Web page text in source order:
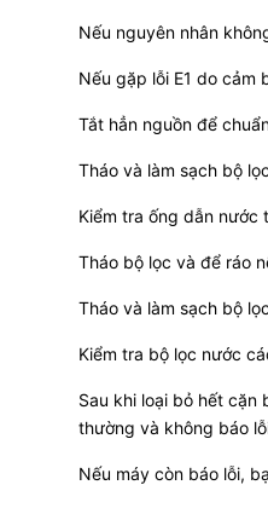
Nếu nguyên nhân
Nếu gặp lỗi E1 do cảm
Tắt hẳn nguồn để
Tháo và làm sạch bộ
Kiểm tra ống dẫn
Tháo bộ lọc và để ráo
Tháo và làm sạch bộ
Kiểm tra bộ lọc nước
Sau khi loại bỏ hết cặn
thường và không báo
Nếu máy còn báo lỗi,